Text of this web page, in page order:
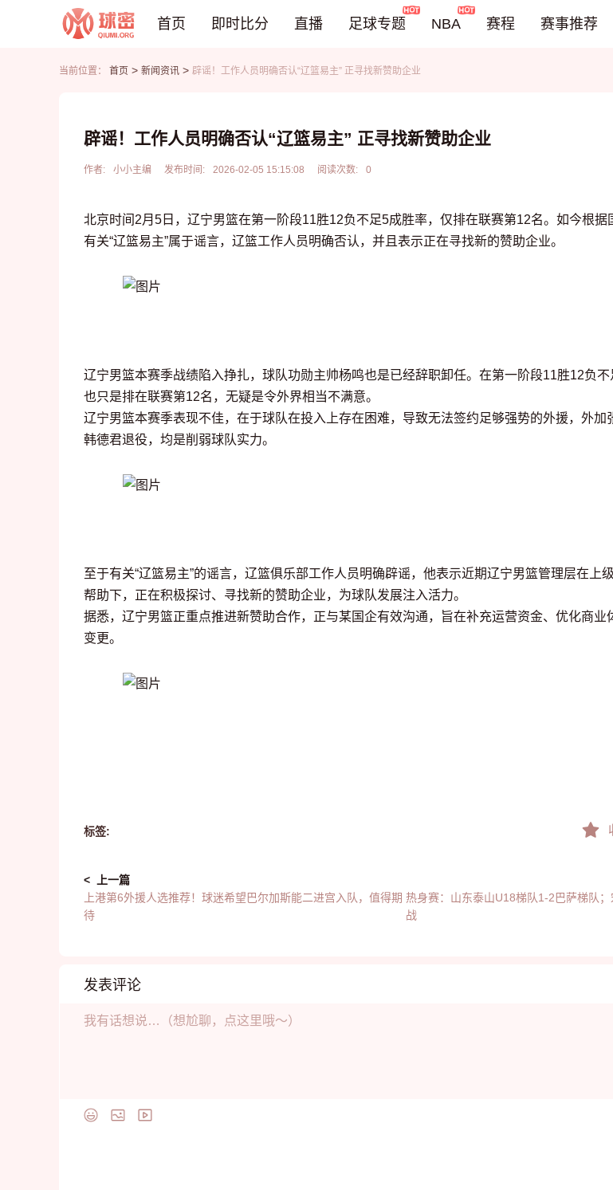
首页 即时比分
足球比分
电竞比分
欧冠
德甲
NBA
NCAA
DOTA2
KOG
直播
CBA
DOTA2
KOG
足球专题 NBA 赛程 赛事推荐
足球推荐
头条
足球资料库
当前位置： 首页 > 新闻资讯 > 辟谣！工作人员明确否认“辽篮易主” 正寻找新赞助企业
辟谣！工作人员明确否认“辽篮易主” 正寻找新赞助企业
作者: 小小主编 发布时间: 2026-02-05 15:15:08 阅读次数: 0
北京时间2月5日，辽宁男篮在第一阶段11胜12负不足5成胜率，仅排在联赛第12名。如今根据
有关“辽篮易主”属于谣言，辽篮工作人员明确否认，并且表示正在寻找新的赞助企业。
辽宁男篮本赛季战绩陷入挣扎，球队功勋主帅杨鸣也是已经辞职卸任。在第一阶段11胜12负不
也只是排在联赛第12名，无疑是令外界相当不满意。
辽宁男篮本赛季表现不佳，在于球队在投入上存在困难，导致无法签约足够强势的外援，外加
韩德君退役，均是削弱球队实力。
至于有关“辽篮易主”的谣言，辽篮俱乐部工作人员明确辟谣，他表示近期辽宁男篮管理层在上
帮助下，正在积极探讨、寻找新的赞助企业，为球队发展注入活力。
据悉，辽宁男篮正重点推进新赞助合作，正与某国企有效沟通，旨在补充运营资金、优化商业
变更。
标签:
< 上一篇
上港第6外援人选推荐！球迷希望巴尔加斯能二进宫入队，值得期
待
热身赛：山东泰山U18梯队1-2巴萨梯队
战
发表评论